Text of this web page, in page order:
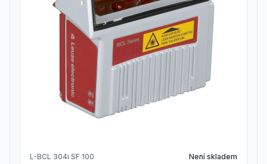
L-BCL 304i SF 100 Není skladem